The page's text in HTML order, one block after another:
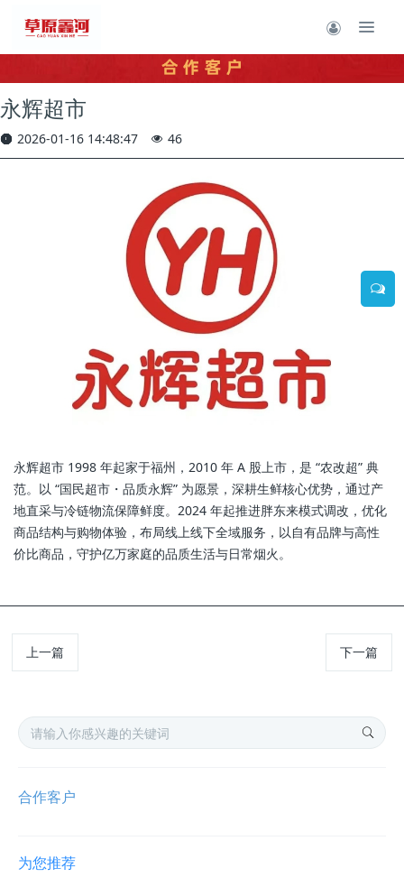
永辉超市
2026-01-16 14:48:47 46
永辉超市 1998 年起家于福州，2010 年 A 股上市，是 “农改超” 典
范。以 “国民超市・品质永辉” 为愿景，深耕生鲜核心优势，通过产
地直采与冷链物流保障鲜度。2024 年起推进胖东来模式调改，优化
商品结构与购物体验，布局线上线下全域服务，以自有品牌与高性
价比商品，守护亿万家庭的品质生活与日常烟火。
上一篇 下一篇
合作客户
为您推荐